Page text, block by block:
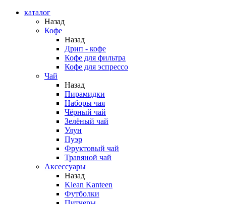
каталог
Назад
Кофе
Назад
Дрип - кофе
Кофе для фильтра
Кофе для эспрессо
Чай
Назад
Пирамидки
Наборы чая
Чёрный чай
Зелёный чай
Улун
Пуэр
Фруктовый чай
Травяной чай
Аксессуары
Назад
Klean Kanteen
Футболки